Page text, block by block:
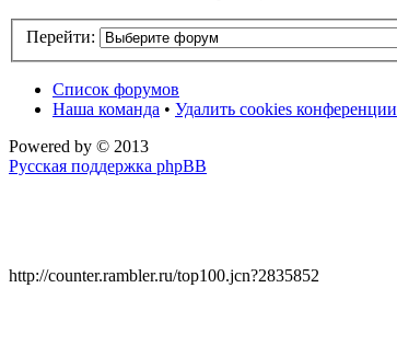
Перейти:
Список форумов
Наша команда • Удалить cookies конференции
Powered by © 2013
Русская поддержка phpBB
http://counter.rambler.ru/top100.jcn?2835852